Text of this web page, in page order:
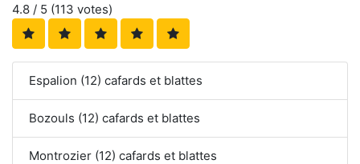
4.8 / 5 (113 votes)
Espalion (12) cafards et blattes
Bozouls (12) cafards et blattes
Montrozier (12) cafards et blattes